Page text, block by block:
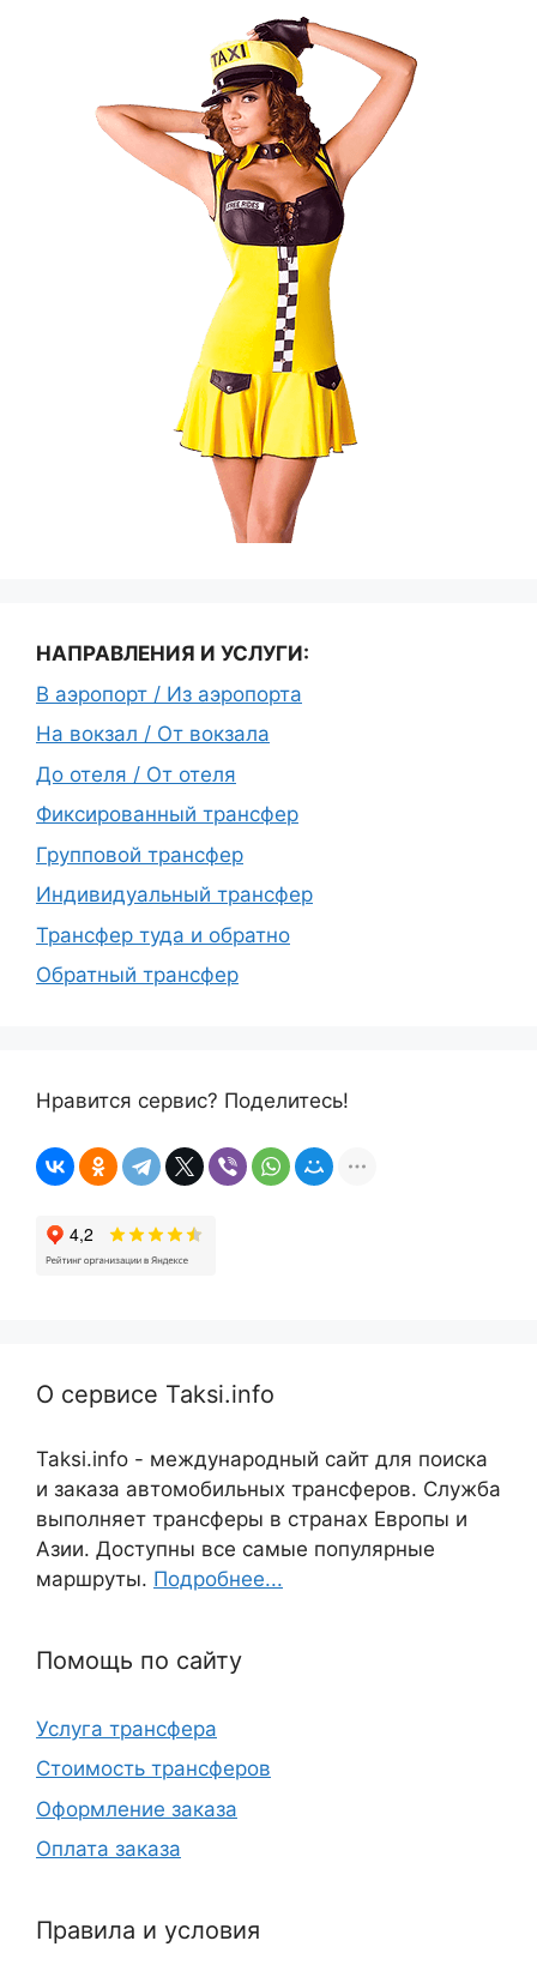
НАПРАВЛЕНИЯ И УСЛУГИ:
В аэропорт / Из аэропорта
На вокзал / От вокзала
До отеля / От отеля
Фиксированный трансфер
Групповой трансфер
Индивидуальный трансфер
Трансфер туда и обратно
Обратный трансфер
Нравится сервис? Поделитесь!
О сервисе Taksi.info
Taksi.info - международный сайт для поиска
и заказа автомобильных трансферов. Служба
выполняет трансферы в странах Европы и
Азии. Доступны все самые популярные
маршруты. Подробнее...
Помощь по сайту
Услуга трансфера
Стоимость трансферов
Оформление заказа
Оплата заказа
Правила и условия